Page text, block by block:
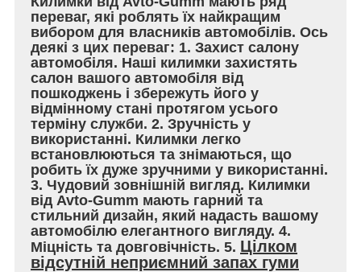
переваг, які роблять їх найкращим
вибором для власників автомобілів. Ось
деякі з цих переваг: 1. Захист салону
автомобіля. Наші килимки захистять
салон вашого автомобіля від
пошкоджень і збережуть його у
відмінному стані протягом усього
терміну служби. 2. Зручність у
використанні. Килимки легко
встановлюються та знімаються, що
робить їх дуже зручними у використанні.
3. Чудовий зовнішній вигляд. Килимки
від Avto-Gumm мають гарний та
стильний дизайн, який надасть вашому
автомобілю елегантного вигляду. 4.
Міцність та довговічність. 5. Цілком
відсутній неприємний запах гуми